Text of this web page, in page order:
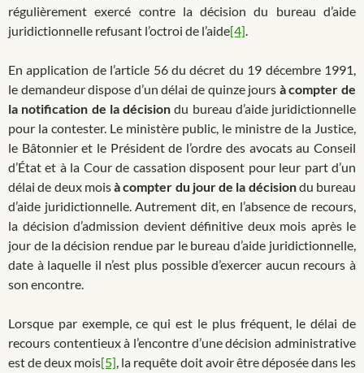
régulièrement exercé contre la décision du bureau d’aide
juridictionnelle refusant l’octroi de l’aide[4].
En application de l’article 56 du décret du 19 décembre 1991,
le demandeur dispose d’un délai de quinze jours à compter de
la notification de la décision du bureau d’aide juridictionnelle
pour la contester. Le ministère public, le ministre de la Justice,
le Bâtonnier et le Président de l’ordre des avocats au Conseil
d’État et à la Cour de cassation disposent pour leur part d’un
délai de deux moisà compter du jour de la décisiondu bureau
d’aide juridictionnelle. Autrement dit, en l’absence de recours,
la décision d’admission devient définitive deux mois après le
jour de la décision rendue par le bureau d’aide juridictionnelle,
date à laquelle il n’est plus possible d’exercer aucun recours à
son encontre.
Lorsque par exemple, ce qui est le plus fréquent, le délai de
recours contentieux à l’encontre d’une décision administrative
est de deux mois[5], la requête doit avoir être déposée dans les